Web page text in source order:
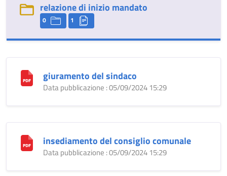
relazione di inizio mandato
0 1
giuramento del sindaco
Data pubblicazione : 05/09/2024 15:29
insediamento del consiglio comunale
Data pubblicazione : 05/09/2024 15:29